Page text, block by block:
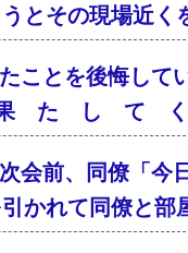
とその現場近く
ことを後悔し
た し て く
会前、同僚「今
かれて同僚と